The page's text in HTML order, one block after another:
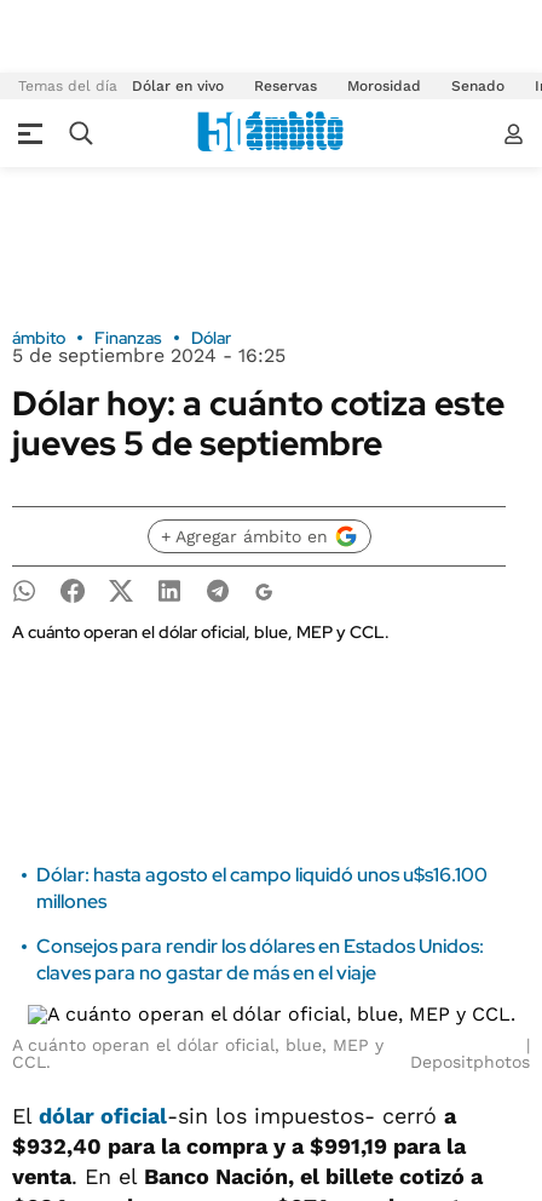
Temas del día Dólar en vivo Reservas Morosidad Senado
ámbito Finanzas Dólar
5 de septiembre 2024 - 16:25
Dólar hoy: a cuánto cotiza este
jueves 5 de septiembre
+ Agregar ámbito en
A cuánto operan el dólar oficial, blue, MEP y CCL.
Dólar: hasta agosto el campo liquidó unos u$s16.100
millones
Consejos para rendir los dólares en Estados Unidos:
claves para no gastar de más en el viaje
A cuánto operan el dólar oficial, blue, MEP y
CCL.
Depositphotos
El dólar oficial-sin los impuestos- cerró a
$932,40 para la compra y a $991,19 para la
venta. En el Banco Nación, el billete cotizó a